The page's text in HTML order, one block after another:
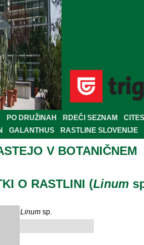
PO DRUŽINAH RDEČI SEZNAM
CITES
GALANTHUS RASTLINE SLOVENIJE
V BOTANIČNEM
O RASTLINI (Linum
Linum sp.